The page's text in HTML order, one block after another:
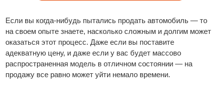
Если вы когда-нибудь пытались продать автомобиль — то
на своем опыте знаете, насколько сложным и долгим может
оказаться этот процесс. Даже если вы поставите
адекватную цену, и даже если у вас будет массово
распространенная модель в отличном состоянии — на
продажу все равно может уйти немало времени.